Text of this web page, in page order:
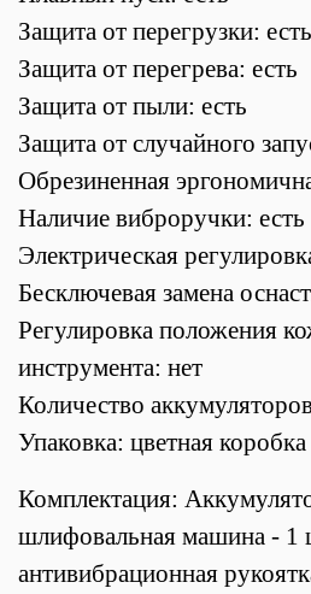
Защита от перегрузки: есть
Защита от перегрева: есть
Защита от пыли: есть
Защита от случайного
Обрезиненная
Наличие виброручки: есть
Электрическая
Бесключевая замена
Регулировка положения
инструмента: нет
Количество
Упаковка: цветная коробка
Комплектация:
шлифовальная машина - 1
антивибрационная